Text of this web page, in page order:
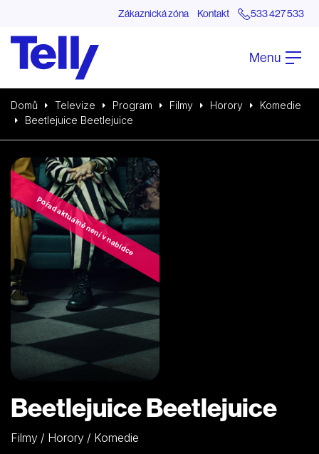
Zákaznická zóna Kontakt 533 427 533
Menu
Domů Televize Program Filmy Horory
Komedie
Beetlejuice Beetlejuice
Pořad aktuálně není v nabídce
Beetlejuice Beetlejuice
Filmy / Horory / Komedie